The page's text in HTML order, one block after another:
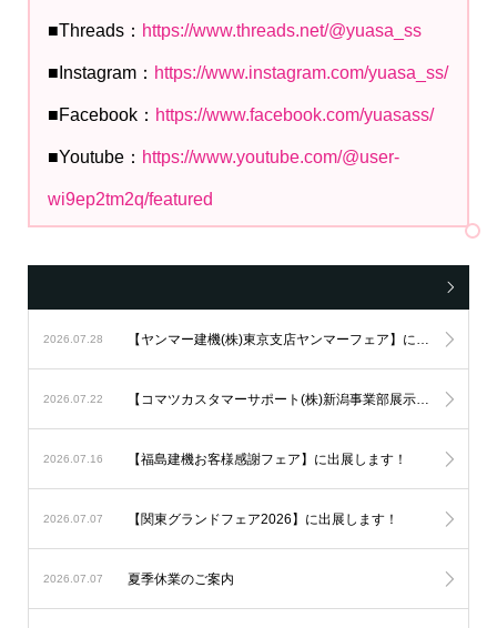
■Threads： https://www.threads.net/@yuasa_ss
■Instagram： https://www.instagram.com/yuasa_ss/
■Facebook： https://www.facebook.com/yuasass/
■Youtube： https://www.youtube.com/@user-
wi9ep2tm2q/featured
2026.07.28 【ヤンマー建機(株)東京支店ヤンマーフェア】に出展します！
2026.07.22 【コマツカスタマーサポート(株)新潟事業部展示会】に出展します！
2026.07.16 【福島建機お客様感謝フェア】に出展します！
2026.07.07 【関東グランドフェア2026】に出展します！
2026.07.07 夏季休業のご案内